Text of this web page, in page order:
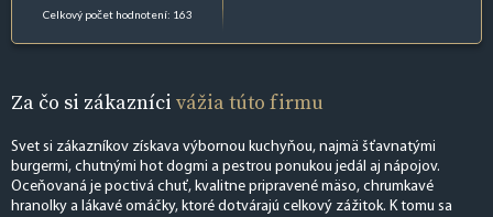
Celkový počet hodnotení: 163
Za čo si zákazníci vážia túto firmu
Svet si zákazníkov získava výbornou kuchyňou, najmä šťavnatými
burgermi, chutnými hot dogmi a pestrou ponukou jedál aj nápojov.
Oceňovaná je poctivá chuť, kvalitne pripravené mäso, chrumkavé
hranolky a lákavé omáčky, ktoré dotvárajú celkový zážitok. K tomu sa